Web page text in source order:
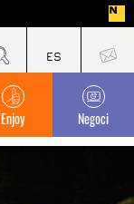
Enjoy Negoci